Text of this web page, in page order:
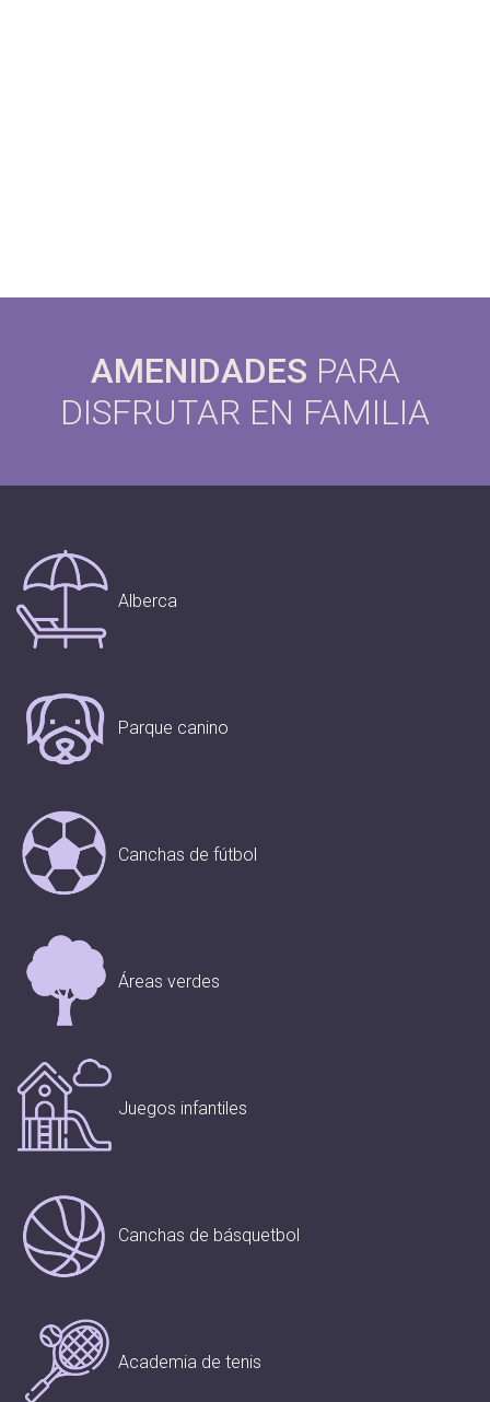
AMENIDADES PARA
DISFRUTAR EN FAMILIA
Alberca
Parque canino
Canchas de fútbol
Áreas verdes
Juegos infantiles
Canchas de básquetbol
Academia de tenis